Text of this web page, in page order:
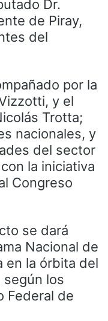
Dr.
de Piray,
del
por la
y el
Trotta;
nacionales, y
del sector
la iniciativa
Congreso
se dará
Nacional de
en la órbita del
según los
Federal de